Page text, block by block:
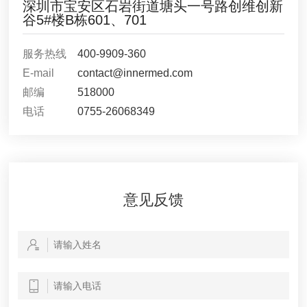
深圳市宝安区石岩街道塘头一号路创维创新
谷5#楼B栋601、701
服务热线
400-9909-360
E-mail
contact@innermed.com
邮编
518000
电话
0755-26068349
意见反馈